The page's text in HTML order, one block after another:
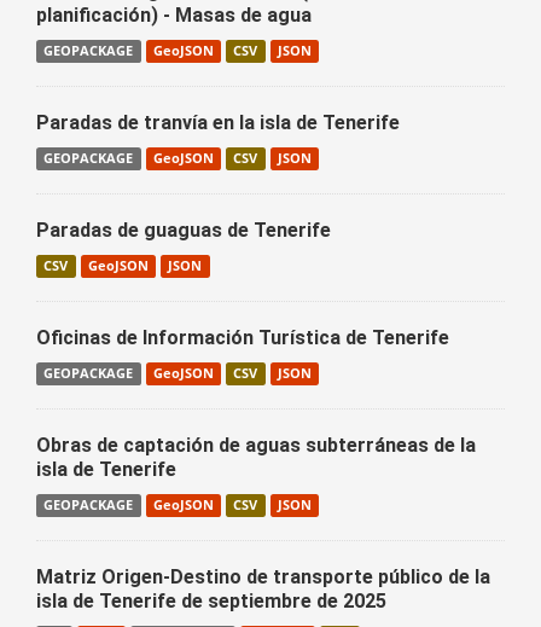
planificación) - Masas de agua
GEOPACKAGE GeoJSON CSV JSON
Paradas de tranvía en la isla de Tenerife
GEOPACKAGE GeoJSON CSV JSON
Paradas de guaguas de Tenerife
CSV GeoJSON JSON
Oficinas de Información Turística de Tenerife
GEOPACKAGE GeoJSON CSV JSON
Obras de captación de aguas subterráneas de la
isla de Tenerife
GEOPACKAGE GeoJSON CSV JSON
Matriz Origen-Destino de transporte público de la
isla de Tenerife de septiembre de 2025